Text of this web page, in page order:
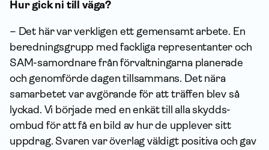
Hur gick ni till väga?
– Det här var verkligen ett gemensamt arbete. En
beredningsgrupp med fackliga representanter och
SAM-samordnare från förvaltningarna planerade
och genomförde dagen tillsammans. Det nära
samarbetet var avgörande för att träffen blev så
lyckad. Vi började med en enkät till alla skydds­
ombud för att få en bild av hur de upplever sitt
uppdrag. Svaren var överlag väldigt positiva och gav